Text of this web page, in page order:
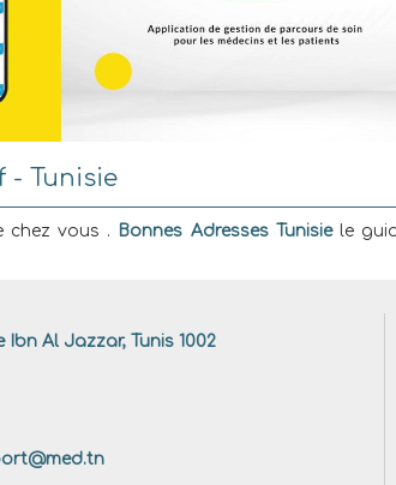
- Tunisie
chez vous . Bonnes Adresses Tunisie le
Ibn Al Jazzar, Tunis 1002